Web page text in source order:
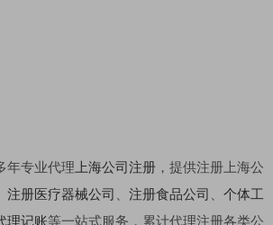
年专业代理 上海公司注册 ，提供注册上海公
注册医疗器械公司 注册食品公司
个体工
理记账等一站式服务，累计代理注册各类公